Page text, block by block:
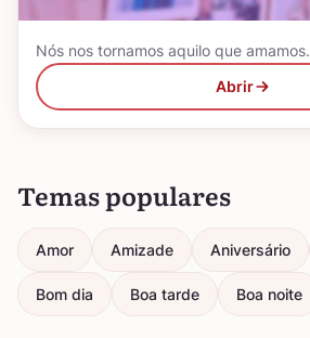
Nós nos tornamos aquilo que amamos.
Abrir
Temas populares
Amor Amizade Aniversário
Bom dia Boa tarde Boa noite